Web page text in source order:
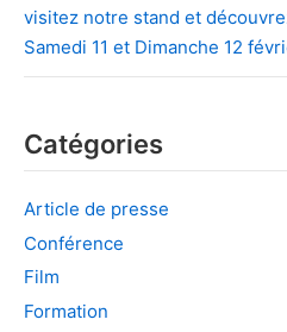
visitez notre stand et
Samedi 11 et Dimanche 12
Catégories
Article de presse
Conférence
Film
Formation